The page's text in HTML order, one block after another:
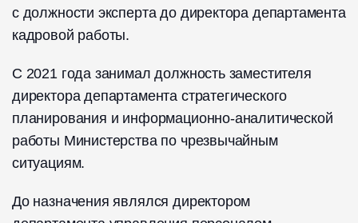
с должности эксперта до директора департамента
кадровой работы.
С 2021 года занимал должность заместителя
директора департамента стратегического
планирования и информационно-аналитической
работы Министерства по чрезвычайным
ситуациям.
До назначения являлся директором